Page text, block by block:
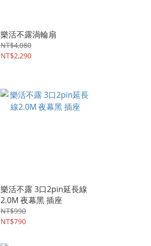
樂活不露渦輪扇
NT$4,080
NT$2,290
樂活不露 3口2pin延長線
2.0M 夜幕黑 插座
NT$990
NT$790